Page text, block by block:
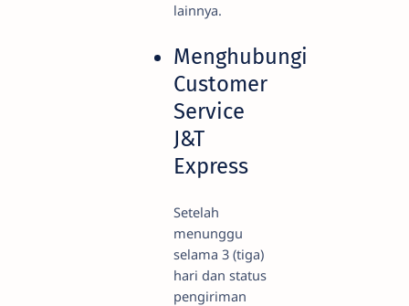
lainnya.
Menghubungi
Customer
Service
J&T
Express
Setelah
menunggu
selama 3 (tiga)
hari dan status
pengiriman